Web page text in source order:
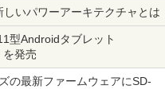
いパワーアーキテクチャとは
型Androidタブレット
を発売
の最新ファームウェアにSD-